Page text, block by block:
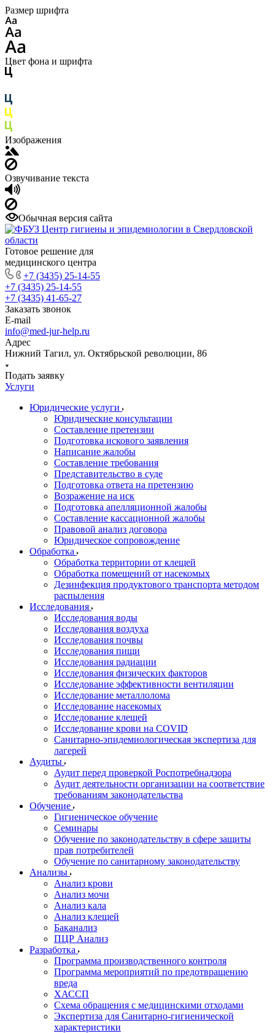
Размер шрифта
Цвет фона и шрифта
Изображения
Озвучивание текста
Обычная версия сайта
Готовое решение для
медицинского центра
+7 (3435) 25-14-55
+7 (3435) 25-14-55
+7 (3435) 41-65-27
Заказать звонок
E-mail
info@med-jur-help.ru
Адрес
Нижний Тагил, ул. Октябрьской революции, 86
Подать заявку
Услуги
Юридические услуги
Юридические консультации
Составление претензии
Подготовка искового заявления
Написание жалобы
Составление требования
Представительство в суде
Подготовка ответа на претензию
Возражение на иск
Подготовка апелляционной жалобы
Составление кассационной жалобы
Правовой анализ договора
Юридическое сопровождение
Обработка
Обработка территории от клещей
Обработка помещений от насекомых
Дезинфекция продуктового транспорта методом
распыления
Исследования
Исследования воды
Исследования воздуха
Исследования почвы
Исследования пищи
Исследования радиации
Исследования физических факторов
Исследование эффективности вентиляции
Исследование металлолома
Исследование насекомых
Исследование клещей
Исследование крови на COVID
Санитарно-эпидемиологическая экспертиза для
лагерей
Аудиты
Аудит перед проверкой Роспотребнадзора
Аудит деятельности организации на соответствие
требованиям законодательства
Обучение
Гигиеническое обучение
Семинары
Обучение по законодательству в сфере защиты
прав потребителей
Обучение по санитарному законодательству
Анализы
Анализ крови
Анализ мочи
Анализ кала
Анализ клещей
Баканализ
ПЦР Анализ
Разработка
Программа производственного контроля
Программа мероприятий по предотвращению
вреда
ХАССП
Схема обращения с медицинскими отходами
Экспертиза для Санитарно-гигиенической
характеристики